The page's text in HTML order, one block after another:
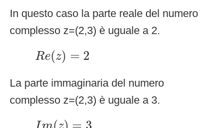
In questo caso la parte reale del numero
complesso z=(2,3) è uguale a 2.
Re(z) = 2
R e z 2
La parte immaginaria del numero
complesso z=(2,3) è uguale a 3.
m( z)